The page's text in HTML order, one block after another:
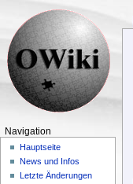
Navigation
Hauptseite
News und Infos
Letzte Änderungen